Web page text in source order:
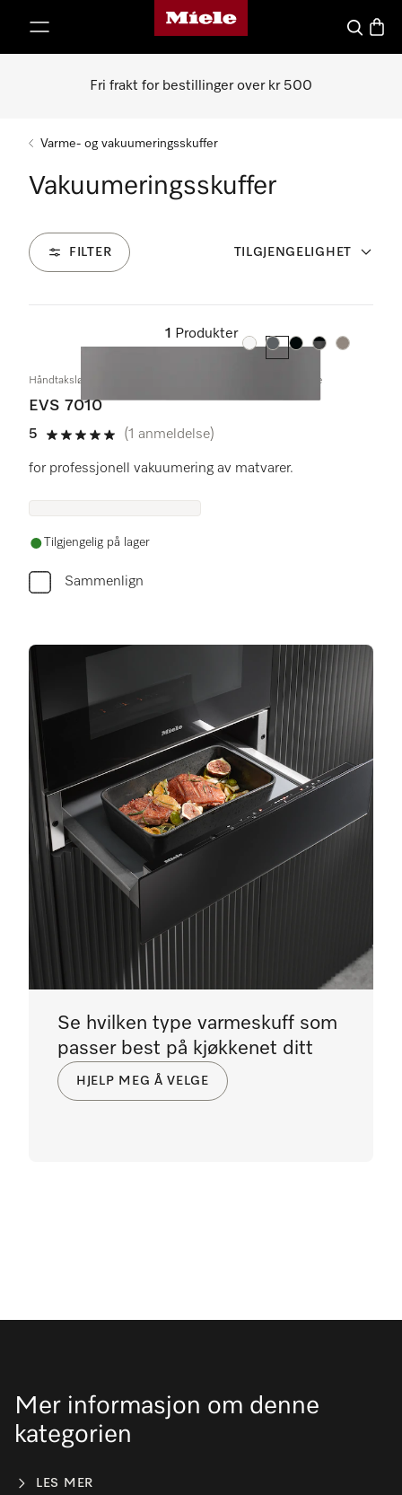
Mieles hjemmeside
Søk
Fri frakt for bestillinger over kr 500
Varme- og vakuumeringsskuffer
Vakuumeringsskuffer
FILTER TILGJENGELIGHET
1
Produkter
Farge:Farge:Farge:Farge:Farge:
Håndtaksløs vakuumeringsskuff for innbygging i 14 cm høyde
EVS 7010
5
5 av 5
(1 anmeldelse)
for professjonell vakuumering av matvarer.
Tilgjengelig på lager
Sammenlign
Se hvilken type varmeskuff som
passer best på kjøkkenet ditt
HJELP MEG Å VELGE
Mer informasjon om denne
kategorien
LES MER